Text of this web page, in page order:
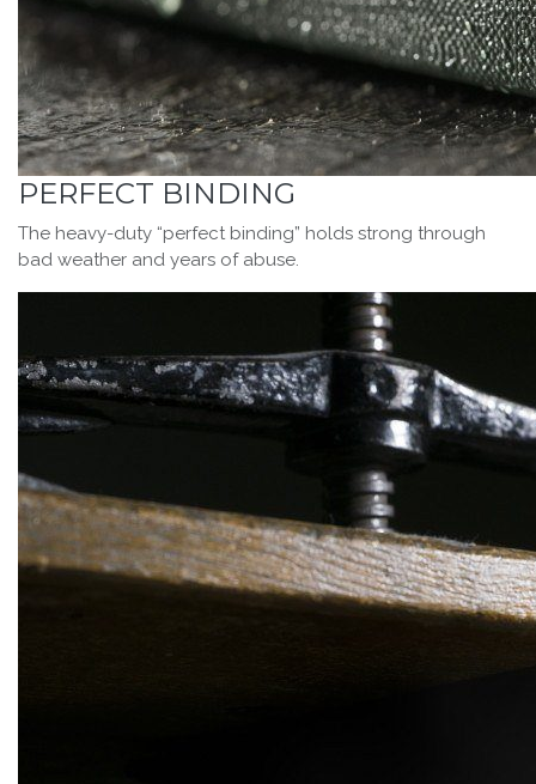
PERFECT BINDING
The heavy-duty “perfect binding” holds strong through
bad weather and years of abuse.